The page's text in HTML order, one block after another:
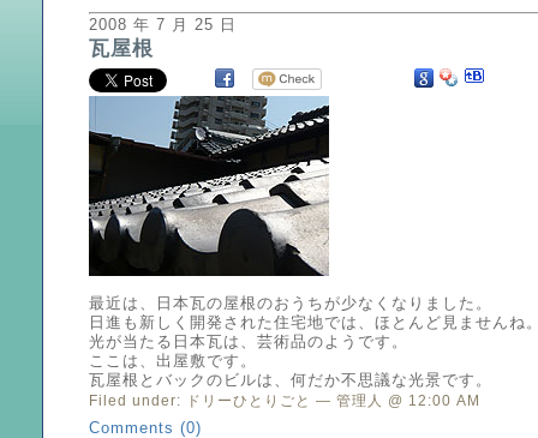
2008 年 7 月 25 日
瓦屋根
最近は、日本瓦の屋根のおうちが少なくなりました。
日進も新しく開発された住宅地では、ほとんど見ませんね
光が当たる日本瓦は、芸術品のようです。
ここは、出屋敷です。
瓦屋根とバックのビルは、何だか不思議な光景です。
Filed under:
ドリーひとりごと — 管理人 @ 12:00 AM
Comments (0)